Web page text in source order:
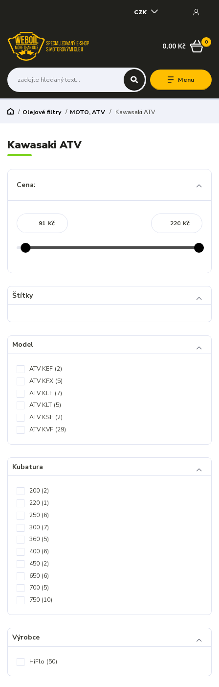
Menu
CZK
0
0,00 Kč
Olejové filtry MOTO, ATV Kawasaki ATV
Kawasaki ATV
Cena:
Kč Kč
Štítky
Model
ATV KEF (2)
ATV KFX (5)
ATV KLF (7)
ATV KLT (5)
ATV KSF (2)
ATV KVF (29)
Kubatura
200 (2)
220 (1)
250 (6)
300 (7)
360 (5)
400 (6)
450 (2)
650 (6)
700 (5)
750 (10)
Výrobce
HiFlo (50)